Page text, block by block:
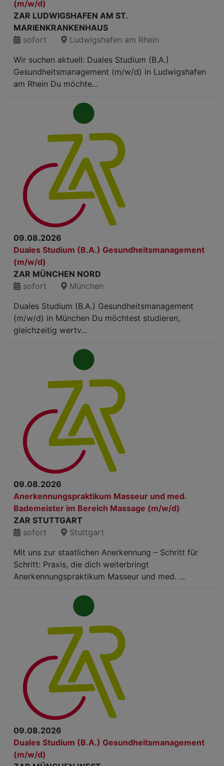
(m/w/d)
ZAR LUDWIGSHAFEN AM ST.
MARIENKRANKENHAUS
sofort
Ludwigshafen am Rhein
Wir suchen aktuell: Duales Studium (B.A.)
Gesundheitsmanagement (m/w/d) in Ludwigshafen
am Rhein Du möchte...
09.08.2026
Duales Studium (B.A.) Gesundheitsmanagement
(m/w/d)
ZAR MÜNCHEN NORD
sofort
München
Duales Studium (B.A.) Gesundheitsmanagement
(m/w/d) in München Du möchtest studieren,
gleichzeitig wertv...
09.08.2026
Anerkennungspraktikum Masseur und med.
Bademeister im Bereich Massage (m/w/d)
ZAR STUTTGART
sofort
Stuttgart
Mit uns zur staatlichen Anerkennung – Schritt für
Schritt: Praxis, die dich weiterbringt
Anerkennungspraktikum Masseur und med. ...
09.08.2026
Duales Studium (B.A.) Gesundheitsmanagement
(m/w/d)